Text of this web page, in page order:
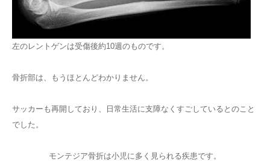
左のレントゲンは受傷後約10週のものです。
骨折部は、もうほとんどわかりません。
サッカーも再開しており、日常生活に支障なくすごしているとのこと
でした。
モンテジア骨折は小児に多く見られる疾患です。